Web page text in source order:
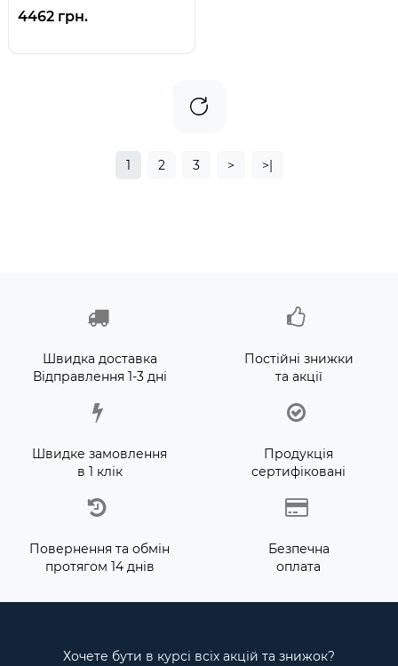
4462 грн.
1 2 3 > >|
Швидка доставка
Відправлення 1-3 дні
Постійні знижки
та акції
Швидке замовлення
в 1 клік
Продукція
сертифіковані
Повернення та обмін
протягом 14 днів
Безпечна
оплата
Хочете бути в курсі всіх акцій та знижок?